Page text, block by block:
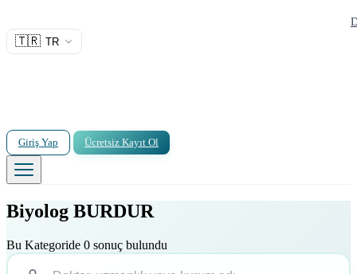
🇹🇷 TR
Giriş Yap Ücretsiz Kayıt Ol
Biyolog BURDUR
Bu Kategoride 0 sonuç bulundu